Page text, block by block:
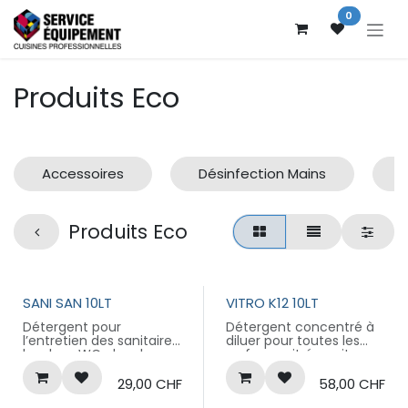
Se rendre au contenu 0
Produits Eco
Accessoires Désinfection Mains
Produits Eco
DESTOCKAGE
SANI SAN 10LT
Détergent pour
l’entretien des sanitaires,
lavabos, WC, douches,
carrelages, etc...
Laisse une agréable
odeur de fraîcheur.
29,00 CHF
ECO-LABEL
VITRO K12 10LT
Détergent concentré à
diluer pour toutes les
surfaces vitrées, vitres,
fenêtres, miroirs, vitrines
et marquises. Convient
également pour les
58,00 CHF